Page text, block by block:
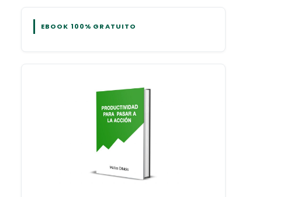
EBOOK 100% GRATUITO